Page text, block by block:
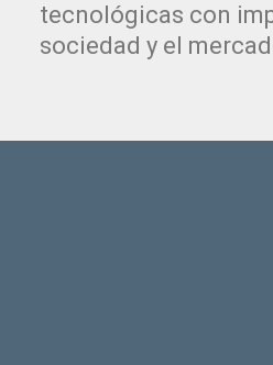
tecnológicas con
sociedad y el